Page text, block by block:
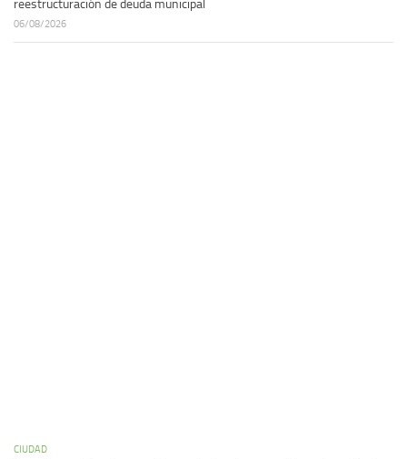
reestructuración de deuda municipal
06/08/2026
CIUDAD